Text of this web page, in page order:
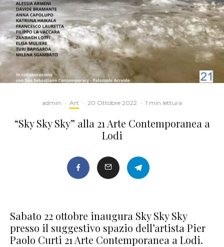
admin · Art · 20 Ottobre 2022 · 1 min lettura
“Sky Sky Sky” alla 21 Arte Contemporanea a
Lodi
Sabato 22 ottobre inaugura Sky Sky Sky
presso il suggestivo spazio dell’artista Pier
Paolo Curti 21 Arte Contemporanea a Lodi.